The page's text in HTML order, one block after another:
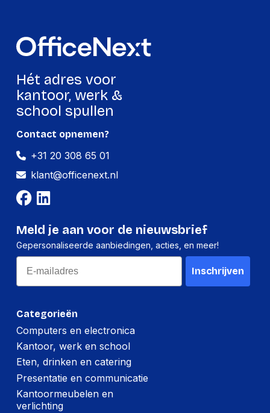
MB/s per watt, zonder concessies te doen
aan de prestaties en thermische
capaciteit en snelle Intelligent TurboWrite 2.0
met meer TurboWrite-ruimte.
Hét adres voor
kantoor, werk &
school spullen
Categorieën
Computers en electronica
Kantoor, werk en school
Eten, drinken en catering
Presentatie en communicatie
Kantoormeubelen en
verlichting
Contact opnemen?
+31 20 308 65 01
klant@officenext.nl
Meld je aan voor de nieuwsbrief
Gepersonaliseerde aanbiedingen, acties, en meer!
Email
Inschrijven